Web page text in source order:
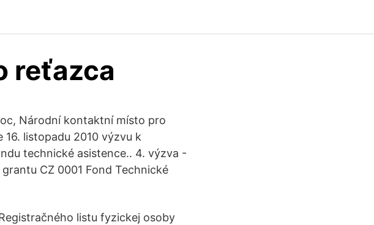
reťazca
Národní kontaktní místo pro
16. listopadu 2010 výzvu k
technické asistence.. 4. výzva -
CZ 0001 Fond Technické
listu fyzickej osoby